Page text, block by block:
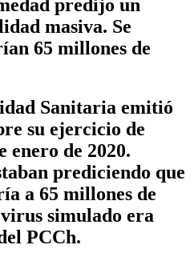
predijo un
masiva. Se
65 millones de
Sanitaria emitió
su ejercicio de
enero de 2020.
prediciendo que
a 65 millones de
simulado era
PCCh.